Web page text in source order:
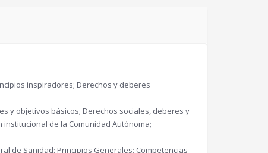
inspiradores; Derechos y deberes
y objetivos básicos; Derechos sociales, deberes y
de la Comunidad Autónoma;
de Sanidad: Principios Generales; Competencias